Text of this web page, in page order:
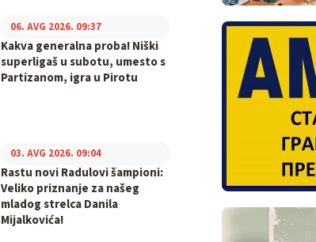
Kakva generalna proba! Niški
superligaš u subotu, umesto s
Partizanom, igra u Pirotu
06. AVG 2026. 09:37
Rastu novi Radulovi šampioni:
Veliko priznanje za našeg
mladog strelca Danila
Mijalkovića!
03. AVG 2026. 09:04